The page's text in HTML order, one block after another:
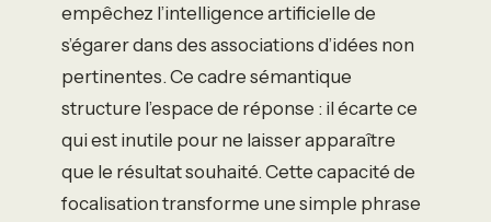
empêchez l’intelligence artificielle de
s’égarer dans des associations d’idées non
pertinentes. Ce cadre sémantique
structure l’espace de réponse : il écarte ce
qui est inutile pour ne laisser apparaître
que le résultat souhaité. Cette capacité de
focalisation transforme une simple phrase